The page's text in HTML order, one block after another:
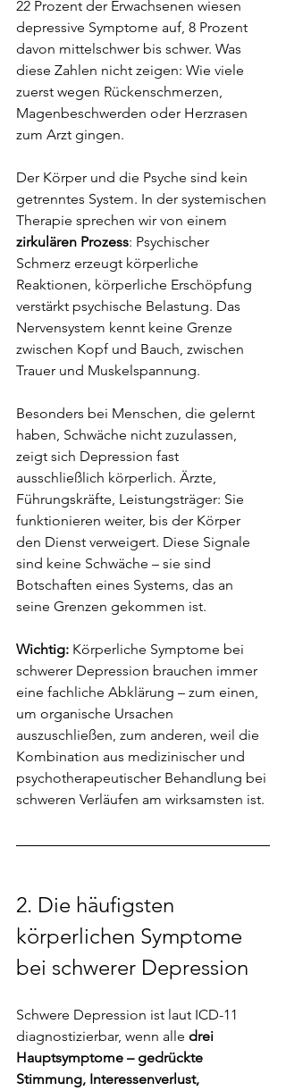
22 Prozent der Erwachsenen wiesen
depressive Symptome auf, 8 Prozent
davon mittelschwer bis schwer. Was
diese Zahlen nicht zeigen: Wie viele
zuerst wegen Rückenschmerzen,
Magenbeschwerden oder Herzrasen
zum Arzt gingen.
Der Körper und die Psyche sind kein
getrenntes System. In der systemischen
Therapie sprechen wir von einem
zirkulären Prozess: Psychischer
Schmerz erzeugt körperliche
Reaktionen, körperliche Erschöpfung
verstärkt psychische Belastung. Das
Nervensystem kennt keine Grenze
zwischen Kopf und Bauch, zwischen
Trauer und Muskelspannung.
Besonders bei Menschen, die gelernt
haben, Schwäche nicht zuzulassen,
zeigt sich Depression fast
ausschließlich körperlich. Ärzte,
Führungskräfte, Leistungsträger: Sie
funktionieren weiter, bis der Körper
den Dienst verweigert. Diese Signale
sind keine Schwäche – sie sind
Botschaften eines Systems, das an
seine Grenzen gekommen ist.
Wichtig: Körperliche Symptome bei
schwerer Depression brauchen immer
eine fachliche Abklärung – zum einen,
um organische Ursachen
auszuschließen, zum anderen, weil die
Kombination aus medizinischer und
psychotherapeutischer Behandlung bei
schweren Verläufen am wirksamsten ist.
2. Die häufigsten
körperlichen Symptome
bei schwerer Depression
Schwere Depression ist laut ICD-11
diagnostizierbar, wenn alle drei
Hauptsymptome – gedrückte
Stimmung, Interessenverlust,